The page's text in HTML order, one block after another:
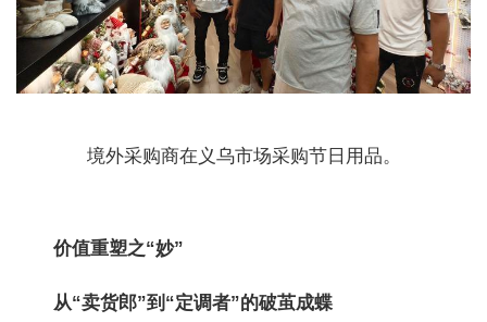
境外采购商在义乌市场采购节日用品。
价值重塑之“妙”
从“卖货郎”到“定调者”的破茧成蝶